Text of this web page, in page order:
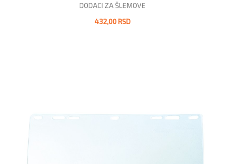
DODACI ZA ŠLEMOVE
432,00 RSD